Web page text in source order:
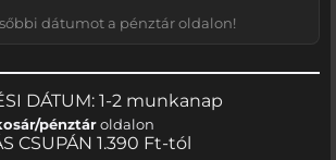
dátumot a pénztár oldalon!
DÁTUM: 1-2 munkanap
pénztároldalon
CSUPÁN 1.390 Ft-tól